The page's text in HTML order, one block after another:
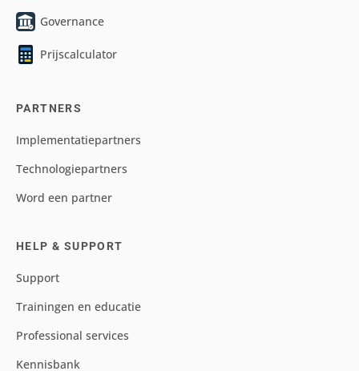
Governance
Prijscalculator
PARTNERS
Implementatiepartners
Technologiepartners
Word een partner
HELP & SUPPORT
Support
Trainingen en educatie
Professional services
Kennisbank